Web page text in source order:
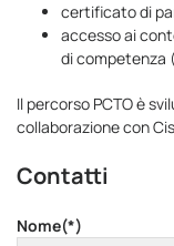
certificato di
accesso ai
di competenza
Il percorso PCTO è
collaborazione con
Contatti
Nome(*)